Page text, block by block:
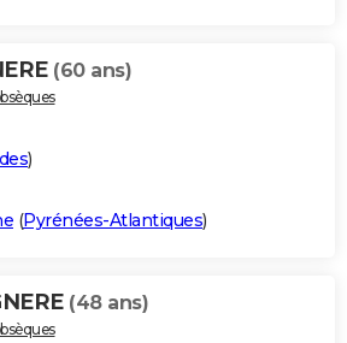
(60 ans)
)
(Pyrénées-Atlantiques)
(48 ans)